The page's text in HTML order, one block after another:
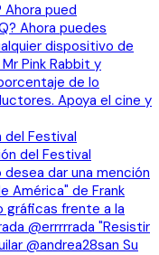
Ahora pued
del Festival